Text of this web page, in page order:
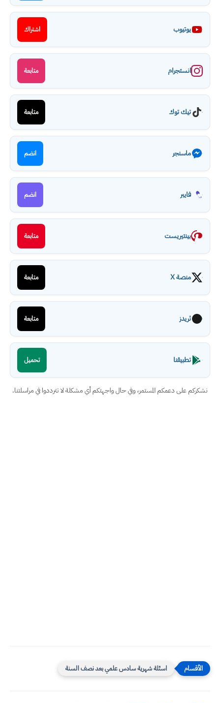
يوتيوب اشتراك
انستجرام متابعة
تيك توك متابعة
ماسنجر انضم
فايبر انضم
بينتيريست متابعة
منصة X متابعة
ثريدز متابعة
تطبيقنا تحميل
نشكركم على دعمكم المستمر، وفي حال واجهتكم أي مشكلة لا تترددوا في مراسلتنا.
اسئلة شهرية سادس علمي بعد نصف السنة